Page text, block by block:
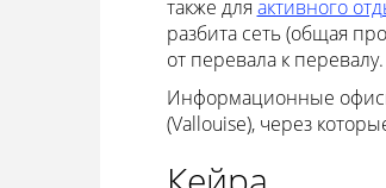
также для активного
разбита сеть (общая
от перевала к перевалу.
Информационные офисы
(Vallouise), через